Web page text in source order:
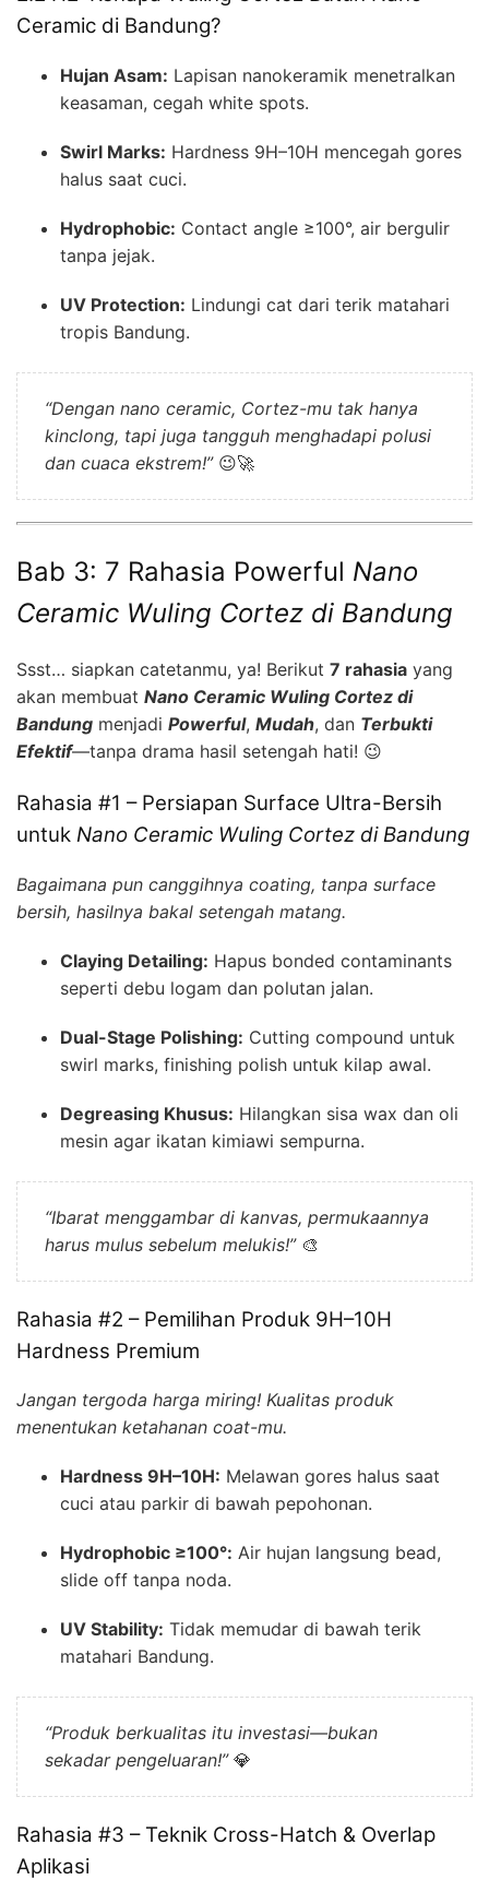
Ceramic di Bandung?
Hujan Asam: Lapisan nanokeramik menetralkan
keasaman, cegah white spots.
Swirl Marks: Hardness 9H–10H mencegah gores
halus saat cuci.
Hydrophobic: Contact angle ≥100°, air bergulir
tanpa jejak.
UV Protection: Lindungi cat dari terik matahari
tropis Bandung.
“Dengan nano ceramic, Cortez-mu tak hanya
kinclong, tapi juga tangguh menghadapi polusi
dan cuaca ekstrem!”😉🚀
Bab 3: 7 Rahasia Powerful Nano
Ceramic Wuling Cortez di Bandung
Ssst… siapkan catetanmu, ya! Berikut 7 rahasia yang
akan membuat Nano Ceramic Wuling Cortez di
Bandung menjadi Powerful, Mudah, dan Terbukti
Efektif—tanpa drama hasil setengah hati! 😉
Rahasia #1 – Persiapan Surface Ultra-Bersih
untuk Nano Ceramic Wuling Cortez di Bandung
Bagaimana pun canggihnya coating, tanpa surface
bersih, hasilnya bakal setengah matang.
Claying Detailing: Hapus bonded contaminants
seperti debu logam dan polutan jalan.
Dual-Stage Polishing: Cutting compound untuk
swirl marks, finishing polish untuk kilap awal.
Degreasing Khusus: Hilangkan sisa wax dan oli
mesin agar ikatan kimiawi sempurna.
“Ibarat menggambar di kanvas, permukaannya
harus mulus sebelum melukis!”🎨
Rahasia #2 – Pemilihan Produk 9H–10H
Hardness Premium
Jangan tergoda harga miring! Kualitas produk
menentukan ketahanan coat-mu.
Hardness 9H–10H: Melawan gores halus saat
cuci atau parkir di bawah pepohonan.
Hydrophobic ≥100°: Air hujan langsung bead,
slide off tanpa noda.
UV Stability: Tidak memudar di bawah terik
matahari Bandung.
“Produk berkualitas itu investasi—bukan
sekadar pengeluaran!”💎
Rahasia #3 – Teknik Cross-Hatch & Overlap
Aplikasi